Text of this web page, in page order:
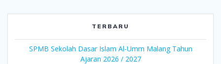
TERBARU
SPMB Sekolah Dasar Islam Al-Umm Malang Tahun
Ajaran 2026 / 2027